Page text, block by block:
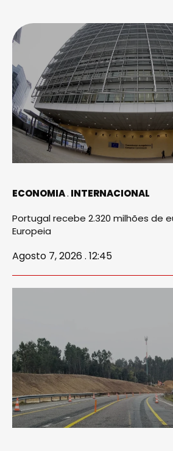
ECONOMIA INTERNACIONAL
Portugal recebe 2.320 milhões de
Europeia
Agosto 7, 2026 . 12:45